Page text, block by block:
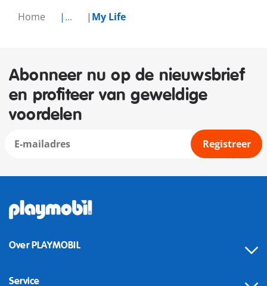
Home ... My Life
Abonneer nu op de nieuwsbrief
en profiteer van geweldige
voordelen
Registreer
Over PLAYMOBIL
Service